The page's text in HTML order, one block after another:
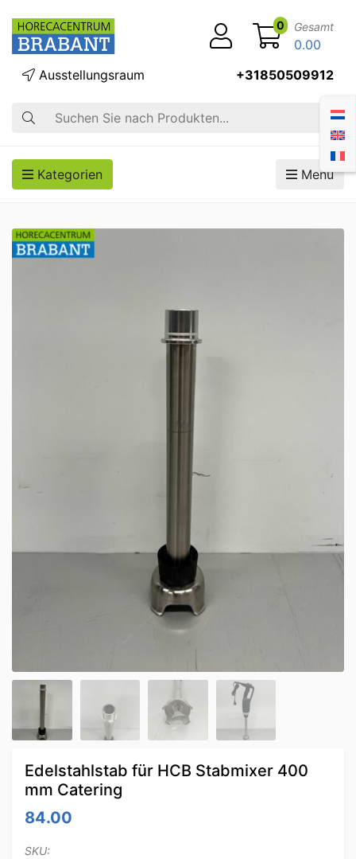
Suche
Ausstellungsraum +31850509912
0 Gesamt
0.00
Kategorien Menü
Edelstahlstab für HCB Stabmixer 400
mm Catering
84.00
SKU: